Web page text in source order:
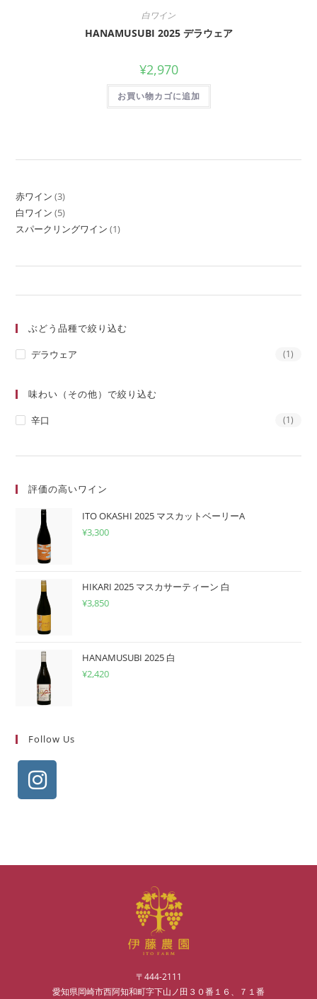
白ワイン
HANAMUSUBI 2025 デラウェア
¥2,970
お買い物カゴに追加
赤ワイン 3
白ワイン 5
スパークリングワイン 1
ぶどう品種で絞り込む
デラウェア (1)
味わい（その他）で絞り込む
辛口 (1)
評価の高いワイン
ITO OKASHI 2025 マスカットベーリーA
¥3,300
HIKARI 2025 マスカサーティーン 白
¥3,850
HANAMUSUBI 2025 白
¥2,420
Follow Us
〒444-2111
愛知県岡崎市西阿知和町字下山ノ田３０番１６、７１番